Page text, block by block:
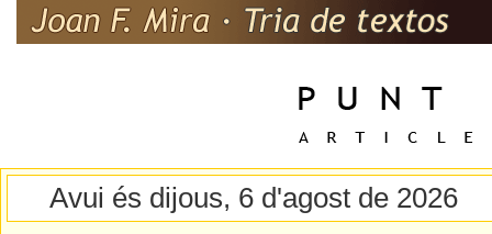
Avui és dijous, 6 d'agost de 2026